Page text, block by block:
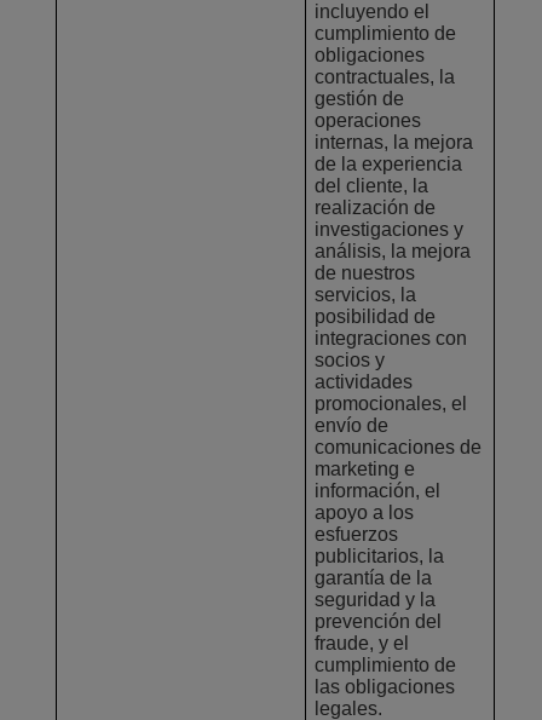
incluyendo el
cumplimiento de
obligaciones
contractuales, la
gestión de
operaciones
internas, la mejora
de la experiencia
del cliente, la
realización de
investigaciones y
análisis, la mejora
de nuestros
servicios, la
posibilidad de
integraciones con
socios y
actividades
promocionales, el
envío de
comunicaciones de
marketing e
información, el
apoyo a los
esfuerzos
publicitarios, la
garantía de la
seguridad y la
prevención del
fraude, y el
cumplimiento de
las obligaciones
legales.